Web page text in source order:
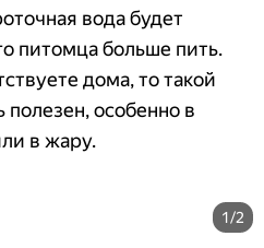
вода будет
питомца больше пить.
дома, то такой
полезен, особенно в
в жару.
1/2